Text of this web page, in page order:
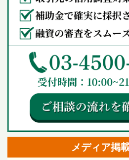
メディア掲